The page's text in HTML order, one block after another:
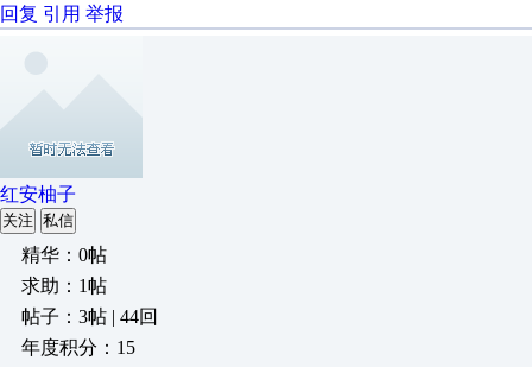
回复 引用 举报
红安柚子
关注 私信
精华：0帖
求助：1帖
帖子：3帖 | 44回
年度积分：15